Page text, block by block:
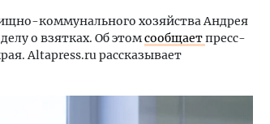
коммунального хозяйства Андрея
о взятках. Об этомсообщаетпресс-
Altapress.ru рассказывает